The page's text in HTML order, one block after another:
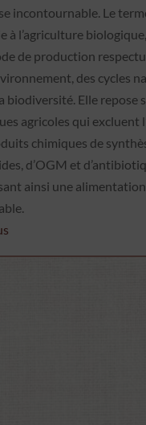
incontournable. Le
à l’agriculture
de production
des cycles
biodiversité. Elle repose
agricoles qui excluent
chimiques de
d’OGM et
ainsi une